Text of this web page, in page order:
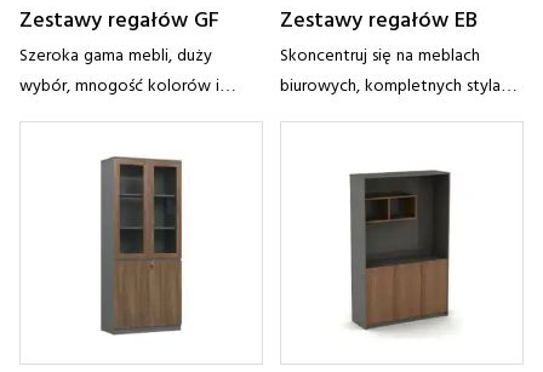
Zestawy regałów GF
Szeroka gama mebli, duży
wybór, mnogość kolorów i
rozsądne ceny
Zestawy regałów EB
Skoncentruj się na meblach
biurowych, kompletnych stylach,
opcjach wielokolorowych